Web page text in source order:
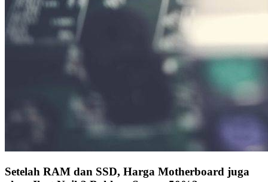
Setelah RAM dan SSD, Harga Motherboard juga